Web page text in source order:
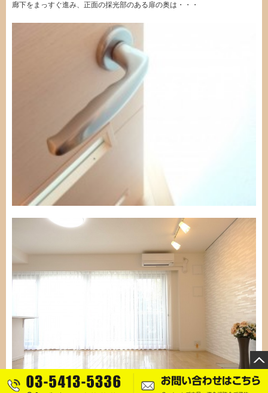
廊下をまっすぐ進み、正面の採光部のある扉の奥は・・・